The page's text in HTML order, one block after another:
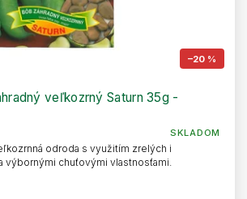
–20 %
veľkozrný Saturn 35g -
SKLADOM
odroda s využitím zrelých i
výbornými chuťovými vlastnosťami.